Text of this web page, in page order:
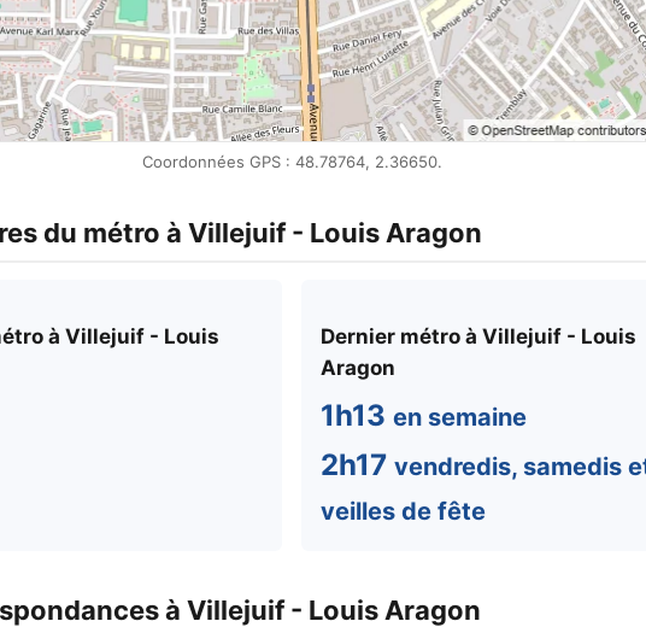
Coordonnées GPS : 48.78764, 2.36650.
du métro à Villejuif - Louis Aragon
à Villejuif - Louis
Dernier métro à Villejuif - Louis
Aragon
1h13 en semaine
2h17 vendredis, samedis
veilles de fête
à Villejuif - Louis Aragon